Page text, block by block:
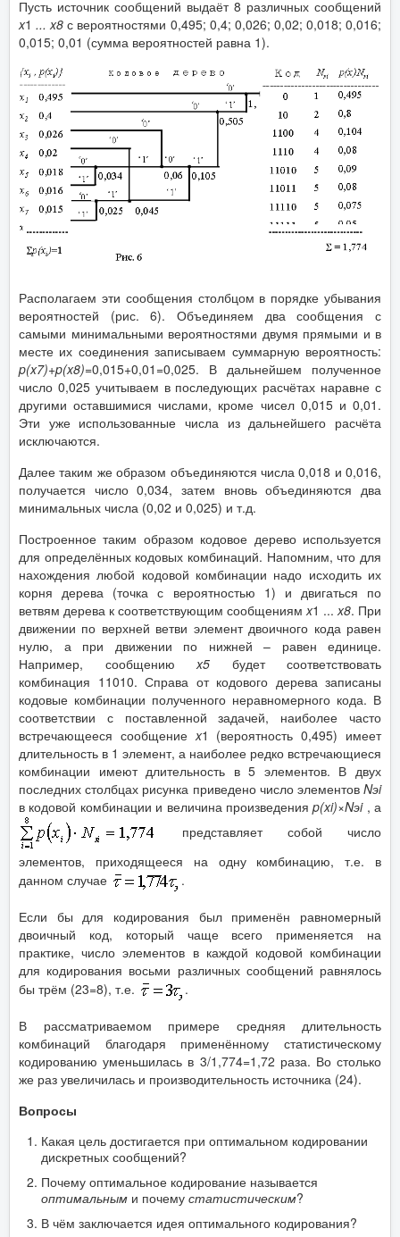
Пусть источник сообщений выдаёт 8 различных сообщений
x1 ... x8с вероятностями 0,495; 0,4; 0,026; 0,02; 0,018; 0,016;
0,015; 0,01 (сумма вероятностей равна 1).
Располагаем эти сообщения столбцом в порядке убывания
вероятностей (рис. 6). Объединяем два сообщения с
самыми минимальными вероятностями двумя прямыми и в
месте их соединения записываем суммарную вероятность:
p(x7)+p(x8)=0,015+0,01=0,025. В дальнейшем полученное
число 0,025 учитываем в последующих расчётах наравне с
другими оставшимися числами, кроме чисел 0,015 и 0,01.
Эти уже использованные числа из дальнейшего расчёта
исключаются.
Далее таким же образом объединяются числа 0,018 и 0,016,
получается число 0,034, затем вновь объединяются два
минимальных числа (0,02 и 0,025) и т.д.
Построенное таким образом кодовое дерево используется
для определённых кодовых комбинаций. Напомним, что для
нахождения любой кодовой комбинации надо исходить их
корня дерева (точка с вероятностью 1) и двигаться по
ветвям дерева к соответствующим сообщениям x1 ... x8. При
движении по верхней ветви элемент двоичного кода равен
нулю, а при движении по нижней – равен единице.
Например, сообщению x5 будет соответствовать
комбинация 11010. Справа от кодового дерева записаны
кодовые комбинации полученного неравномерного кода. В
соответствии с поставленной задачей, наиболее часто
встречающееся сообщение x1 (вероятность 0,495) имеет
длительность в 1 элемент, а наиболее редко встречающиеся
комбинации имеют длительность в 5 элементов. В двух
последних столбцах рисунка приведено число элементов Nэi
в кодовой комбинации и величина произведенияp(xi)×Nэi , а
представляет собой число
элементов, приходящееся на одну комбинацию, т.е. в
данном случае
.
Если бы для кодирования был применён равномерный
двоичный код, который чаще всего применяется на
практике, число элементов в каждой кодовой комбинации
для кодирования восьми различных сообщений равнялось
бы трём (23=8), т.е.
.
В рассматриваемом примере средняя длительность
комбинаций благодаря применённому статистическому
кодированию уменьшилась в 3/1,774=1,72 раза. Во столько
же раз увеличилась и производительность источника (24).
Вопросы
Какая цель достигается при оптимальном кодировании
дискретных сообщений?
Почему оптимальное кодирование называется
оптимальным и почему статистическим?
В чём заключается идея оптимального кодирования?